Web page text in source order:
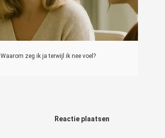
Waarom zeg ik ja terwijl ik nee voel?
Reactie plaatsen